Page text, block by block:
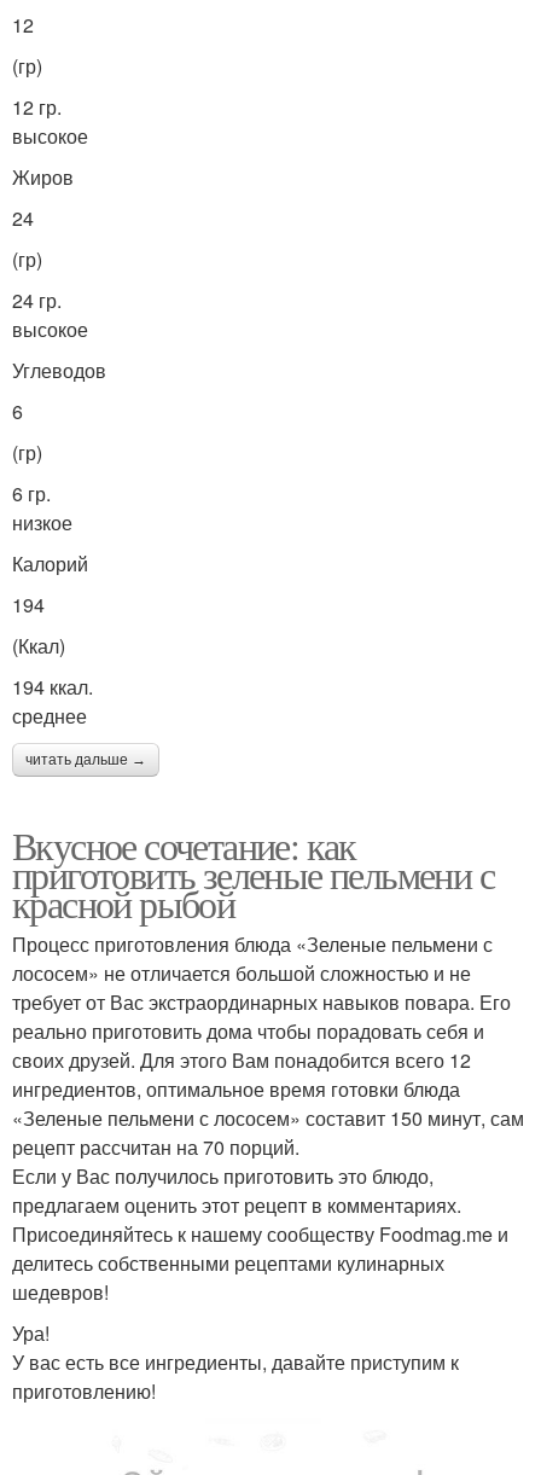
12
(гр)
12 гр.
высокое
Жиров
24
(гр)
24 гр.
высокое
Углеводов
6
(гр)
6 гр.
низкое
Калорий
194
(Ккал)
194 ккал.
среднее
читать дальше →
Вкусное сочетание: как
приготовить зеленые пельмени с
красной рыбой
Процесс приготовления блюда «Зеленые пельмени с
лососем» не отличается большой сложностью и не
требует от Вас экстраординарных навыков повара. Его
реально приготовить дома чтобы порадовать себя и
своих друзей. Для этого Вам понадобится всего 12
ингредиентов, оптимальное время готовки блюда
«Зеленые пельмени с лососем» составит 150 минут, сам
рецепт рассчитан на 70 порций.
Если у Вас получилось приготовить это блюдо,
предлагаем оценить этот рецепт в комментариях.
Присоединяйтесь к нашему сообществу Foodmag.me и
делитесь собственными рецептами кулинарных
шедевров!
Ура!
У вас есть все ингредиенты, давайте приступим к
приготовлению!